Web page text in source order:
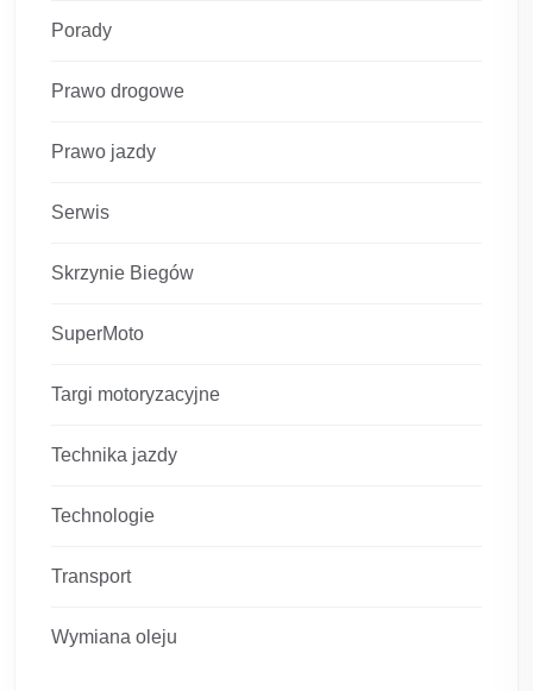
Porady
Prawo drogowe
Prawo jazdy
Serwis
Skrzynie Biegów
SuperMoto
Targi motoryzacyjne
Technika jazdy
Technologie
Transport
Wymiana oleju